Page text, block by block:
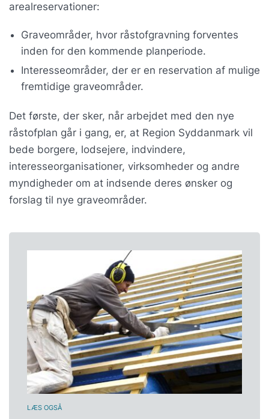
arealreservationer:
Graveområder, hvor råstofgravning forventes
inden for den kommende planperiode.
Interesseområder, der er en reservation af mulige
fremtidige graveområder.
Det første, der sker, når arbejdet med den nye
råstofplan går i gang, er, at Region Syddanmark vil
bede borgere, lodsejere, indvindere,
interesseorganisationer, virksomheder og andre
myndigheder om at indsende deres ønsker og
forslag til nye graveområder.
LÆS OGSÅ